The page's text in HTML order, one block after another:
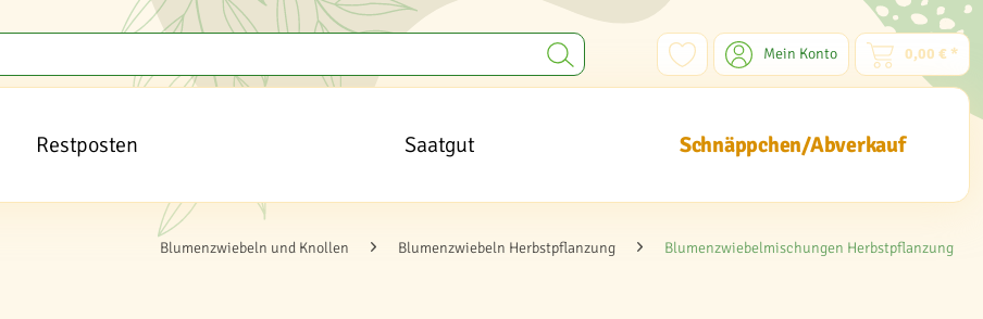
Mein Konto 0,00 € *
Restposten Saatgut Schnäppchen/Abverkauf
Blumenzwiebeln und Knollen Blumenzwiebeln Herbstpflanzung Blumenzwiebelmischungen Herbstpflanzung